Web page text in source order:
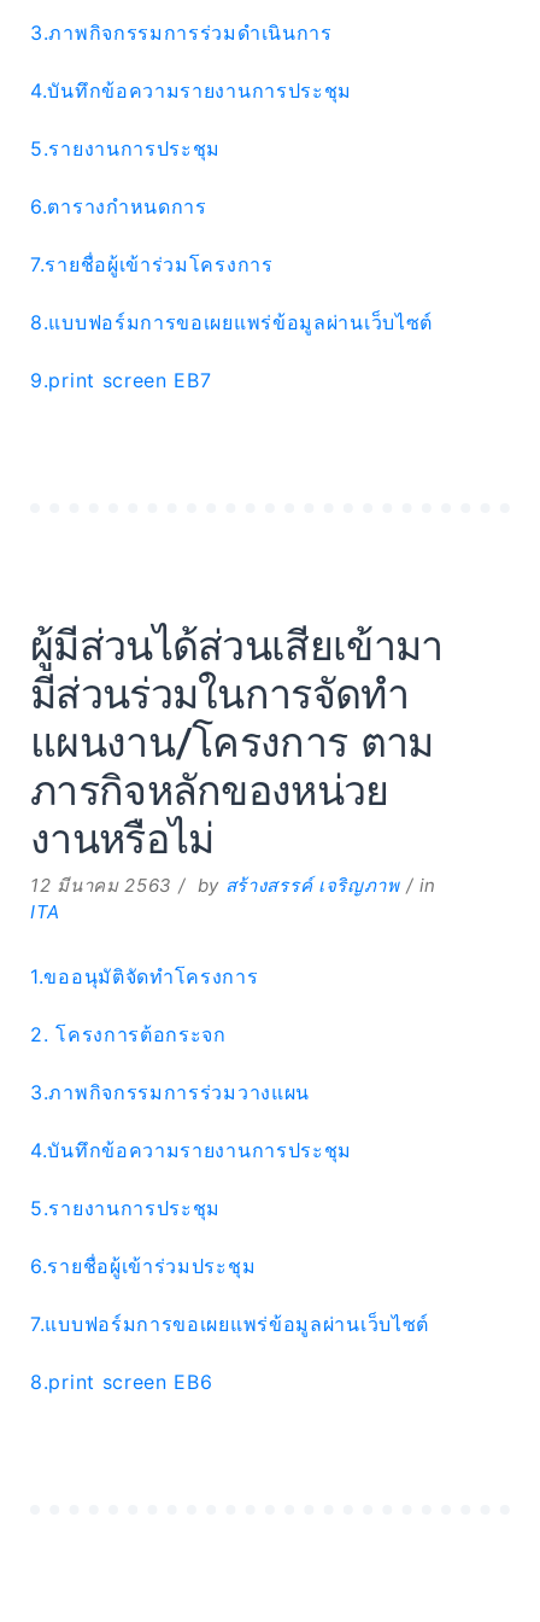
3.ภาพกิจกรรมการร่วมดำเนินการ
4.บันทึกข้อความรายงานการประชุม
5.รายงานการประชุม
6.ตารางกำหนดการ
7.รายชื่อผู้เข้าร่วมโครงการ
8.แบบฟอร์มการขอเผยแพร่ข้อมูลผ่านเว็บไซต์
9.print screen EB7
ผู้มีส่วนได้ส่วนเสียเข้ามา
มีส่วนร่วมในการจัดทำ
แผนงาน/โครงการ ตาม
ภารกิจหลักของหน่วย
งานหรือไม่
12 มีนาคม 2563 by สร้างสรรค์ เจริญภาพ
in
ITA
1.ขออนุมัติจัดทำโครงการ
2. โครงการต้อกระจก
3.ภาพกิจกรรมการร่วมวางแผน
4.บันทึกข้อความรายงานการประชุม
5.รายงานการประชุม
6.รายชื่อผู้เข้าร่วมประชุม
7.แบบฟอร์มการขอเผยแพร่ข้อมูลผ่านเว็บไซต์
8.print screen EB6